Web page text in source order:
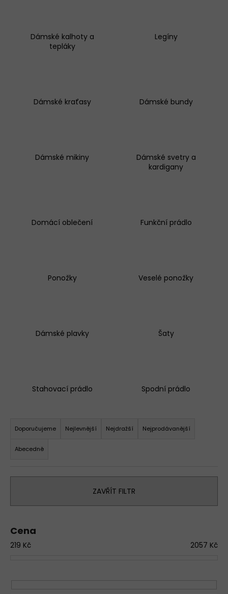
Dámské kalhoty a
tepláky
Legíny
Dámské kraťasy Dámské bundy
Dámské mikiny
Dámské svetry a
kardigany
Domácí oblečení Funkční prádlo
Ponožky Veselé ponožky
Dámské plavky Šaty
Stahovací prádlo Spodní prádlo
a
r
d
u
Doporučujeme Nejlevnější Nejdražší Nejprodávanější
Abecedně
ZAVŘÍT FILTR
Cena
219 Kč 2057 Kč
LOVELYGIRL